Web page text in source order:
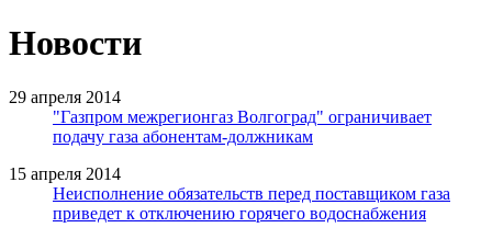
Новости
29 апреля 2014
"Газпром межрегионгаз Волгоград" ограничивает
подачу газа абонентам-должникам
15 апреля 2014
Неисполнение обязательств перед поставщиком газа
приведет к отключению горячего водоснабжения